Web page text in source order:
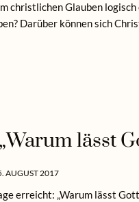
christlichen Glauben
Darüber können sich
„Warum lässt
AUGUST 2017
erreicht: „Warum lässt